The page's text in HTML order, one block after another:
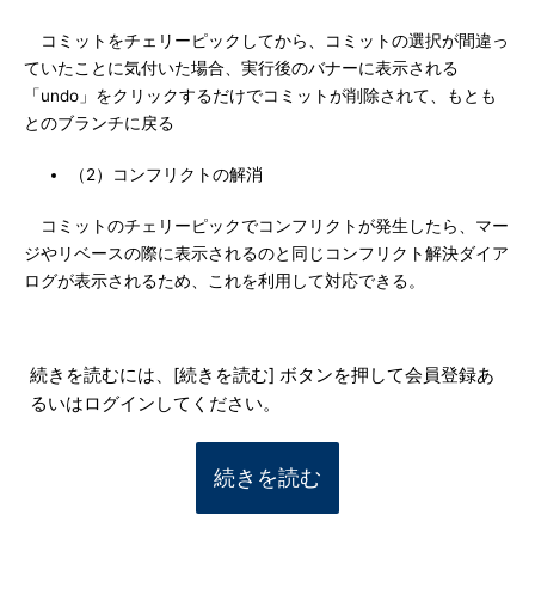
コミットをチェリーピックしてから、コミットの選択が間違っ
ていたことに気付いた場合、実行後のバナーに表示される
「undo」をクリックするだけでコミットが削除されて、もとも
とのブランチに戻る
（2）コンフリクトの解消
コミットのチェリーピックでコンフリクトが発生したら、マー
ジやリベースの際に表示されるのと同じコンフリクト解決ダイア
ログが表示されるため、これを利用して対応できる。
続きを読むには、[続きを読む] ボタンを押して会員登録あ
るいはログインしてください。
続きを読む